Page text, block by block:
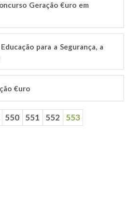
Geração €uro em
para a Segurança, a
€uro
550 551 552 553